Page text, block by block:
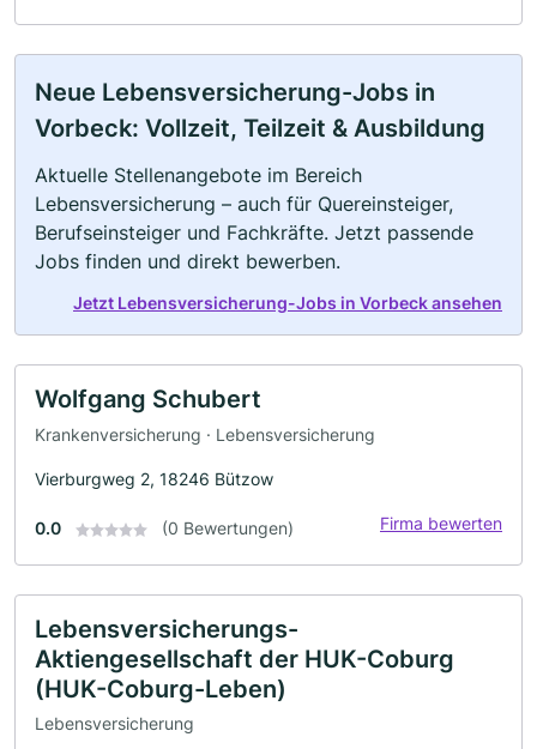
Neue Lebensversicherung-Jobs in
Vorbeck: Vollzeit, Teilzeit & Ausbildung
Aktuelle Stellenangebote im Bereich
Lebensversicherung – auch für Quereinsteiger,
Berufseinsteiger und Fachkräfte. Jetzt passende
Jobs finden und direkt bewerben.
Jetzt Lebensversicherung-Jobs in Vorbeck ansehen
Wolfgang Schubert
Krankenversicherung · Lebensversicherung
Vierburgweg 2, 18246 Bützow
0.0 (0 Bewertungen) Firma bewerten
Lebensversicherungs-
Aktiengesellschaft der HUK-Coburg
(HUK-Coburg-Leben)
Lebensversicherung